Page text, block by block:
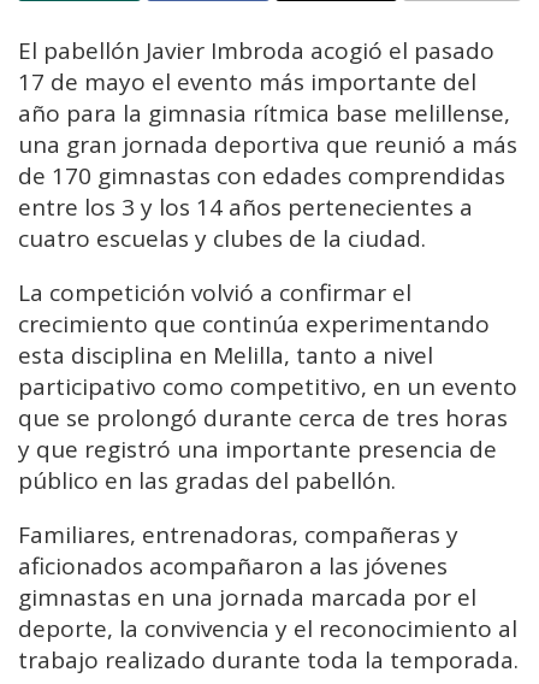
El pabellón Javier Imbroda acogió el pasado
17 de mayo el evento más importante del
año para la gimnasia rítmica base melillense,
una gran jornada deportiva que reunió a más
de 170 gimnastas con edades comprendidas
entre los 3 y los 14 años pertenecientes a
cuatro escuelas y clubes de la ciudad.
La competición volvió a confirmar el
crecimiento que continúa experimentando
esta disciplina en Melilla, tanto a nivel
participativo como competitivo, en un evento
que se prolongó durante cerca de tres horas
y que registró una importante presencia de
público en las gradas del pabellón.
Familiares, entrenadoras, compañeras y
aficionados acompañaron a las jóvenes
gimnastas en una jornada marcada por el
deporte, la convivencia y el reconocimiento al
trabajo realizado durante toda la temporada.